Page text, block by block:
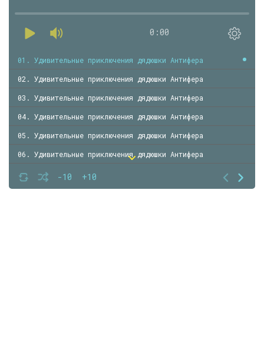
0:00
-10 +10
01. Удивительные приключения дядюшки Антифера
02. Удивительные приключения дядюшки Антифера
03. Удивительные приключения дядюшки Антифера
04. Удивительные приключения дядюшки Антифера
05. Удивительные приключения дядюшки Антифера
06. Удивительные приключения дядюшки Антифера
07. Удивительные приключения дядюшки Антифера
08. Удивительные приключения дядюшки Антифера